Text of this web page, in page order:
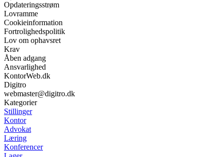
Opdateringsstrøm
Lovramme
Cookieinformation
Fortrolighedspolitik
Lov om ophavsret
Krav
Åben adgang
Ansvarlighed
KontorWeb.dk
Digitro
webmaster@digitro.dk
Kategorier
Stillinger
Kontor
Advokat
Læring
Konferencer